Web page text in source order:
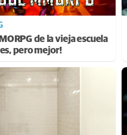
de la vieja escuela
pero mejor!